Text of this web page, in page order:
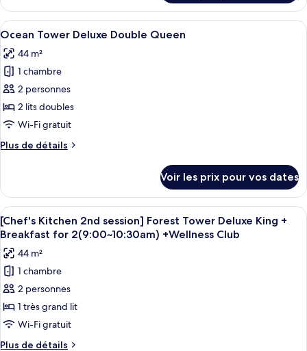
Sun
Suite
King
le
type
de
Sun
Tower
Suite
King
Afficher
toutes
les
photos
pour
ce
type
chambre :
Deluxe
Double
Queen
Couette en duvet d'oie, minibar,
6
Ocean Tower Deluxe Double Queen
44 m²
1 chambre
2 personnes
2 lits doubles
Wi-Fi gratuit
Plus de détails
Plus
le
type
de
chambre
Tower
Deluxe
Double
Queen
Voir les prix pour vos dates
Afficher
toutes
les
photos
pour
ce
type
de
chambre :
Couette en duvet d'oie, minibar,
6
[Chef's Kitchen 2nd session] Forest Tower Deluxe King +
Breakfast for 2(9:00~10:30am) +Wellness Club
44 m²
1 chambre
2 personnes
1 très grand lit
Wi-Fi gratuit
Plus de détails
Plus